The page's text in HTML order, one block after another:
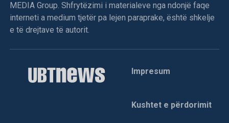
MEDIA Group. Shfrytëzimi i materialeve nga ndonjë faqe
interneti a medium tjetër pa lejen paraprake, është shkelje
e të drejtave të autorit.
Impresum
Kushtet e përdorimit